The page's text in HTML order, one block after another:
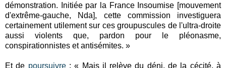
démonstration. Initiée par la France Insoumise [mouvement
d'extrême-gauche, Nda], cette commission investiguera
certainement utilement sur ces groupuscules de l'ultra-droite
aussi violents que, pardon pour le pléonasme,
conspirationnistes et antisémites. »
Et de poursuivre: « Mais il relève du déni, de la cécité, à